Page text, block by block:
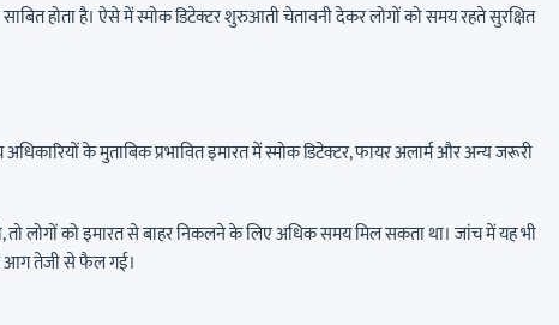
होता है। ऐसे में स्मोक डिटेक्टर शुरुआती चेतावनी देकर लोगों को समय रहते सुरक्षित
के मुताबिक प्रभावित इमारत में स्मोक डिटेक्टर, फायर अलार्म और अन्य जरूरी
तो लोगों को इमारत से बाहर निकलने के लिए अधिक समय मिल सकता था। जांच में यह भी
आग तेजी से फैल गई।